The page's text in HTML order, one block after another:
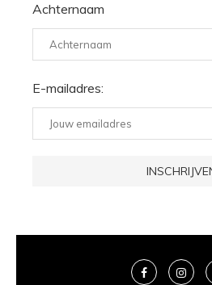
Achternaam
E-mailadres: